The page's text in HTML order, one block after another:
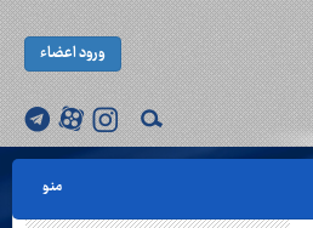
ورود اعضاء
منو